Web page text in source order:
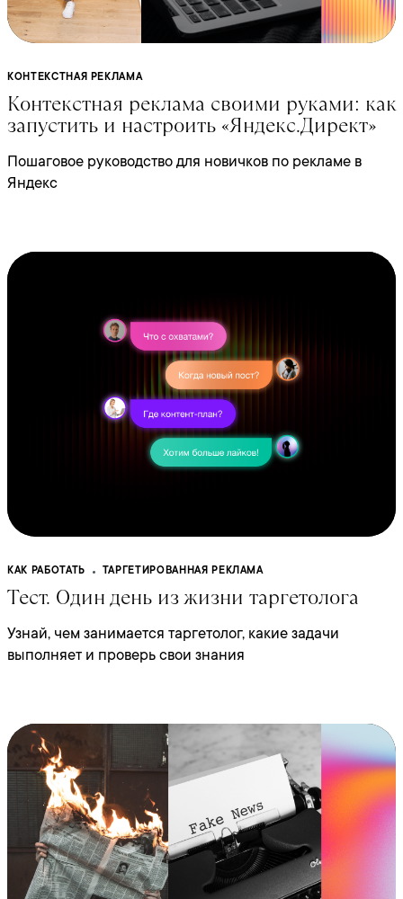
КОНТЕКСТНАЯ РЕКЛАМА
Контекстная реклама своими руками: как
запустить и настроить «Яндекс.Директ»
Пошаговое руководство для новичков по рекламе в
Яндекс
КАК РАБОТАТЬ ТАРГЕТИРОВАННАЯ РЕКЛАМА
Тест. Один день из жизни таргетолога
Узнай, чем занимается таргетолог, какие задачи
выполняет и проверь свои знания